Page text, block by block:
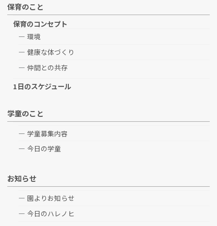
保育のこと
保育のコンセプト
環境
健康な体づくり
仲間との共存
1日のスケジュール
学童のこと
学童募集内容
今日の学童
お知らせ
園よりお知らせ
今日のハレノヒ